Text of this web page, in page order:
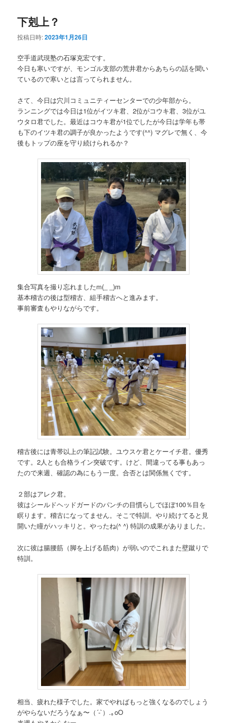
下剋上？
投稿日時:2023年1月26日
空手道武現塾の石塚克宏です。
今日も寒いですが、モンゴル支部の荒井君からあちらの話を聞い
ているので寒いとは言ってられません。
さて、今日は穴川コミュニティーセンターでの少年部から。
ランニングでは今日は1位がイツキ君、2位がコウキ君、3位がユ
ウタロ君でした。最近はコウキ君が1位でしたが今日は学年も帯
も下のイツキ君の調子が良かったようです(^^) マグレで無く、今
後もトップの座を守り続けられるか？
集合写真を撮り忘れましたm(_ _)m
基本稽古の後は型稽古、組手稽古へと進みます。
事前審査もやりながらです。
稽古後には青帯以上の筆記試験。ユウスケ君とケーイチ君。優秀
です。2人とも合格ライン突破です。けど、間違ってる事もあっ
たので来週、確認の為にもう一度。合否とは関係無くです。
２部はアレク君。
彼はシールドヘッドガードのパンチの目慣らしでほぼ100％目を
瞑ります。稽古になってません。そこで特訓。やり続けてると見
開いた瞳がハッキリと。やったね(^ ^) 特訓の成果がありました。
次に彼は腸腰筋（脚を上げる筋肉）が弱いのでこれまた壁蹴りで
特訓。
相当、疲れた様子でした。家でやればもっと強くなるのでしょう
がやらないだろうなぁ〜（´-`）.｡oO